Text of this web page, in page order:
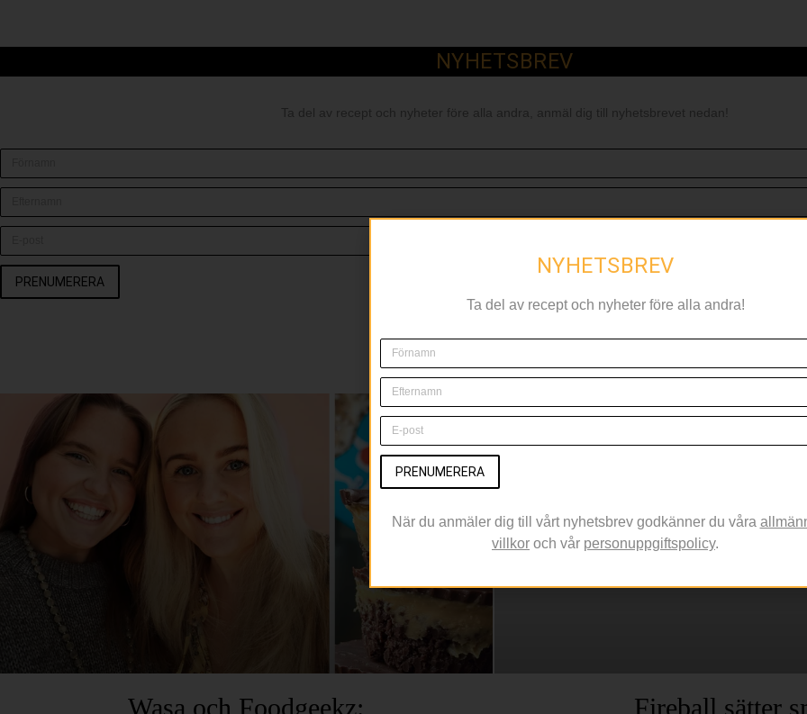
NYHETSBREV
Ta del av recept och nyheter före alla andra, anmäl dig till nyhetsbrevet nedan!
PRENUMERERA
RELATERAT
Wasa och Foodgeekz:
RECEPT
Fireball sätter
NYHETSBREV
Ta del av recept och nyheter före alla andra!
PRENUMERERA
När du anmäler dig till vårt nyhetsbrev godkänner du våra
villkor och vår personuppgiftspolicy.